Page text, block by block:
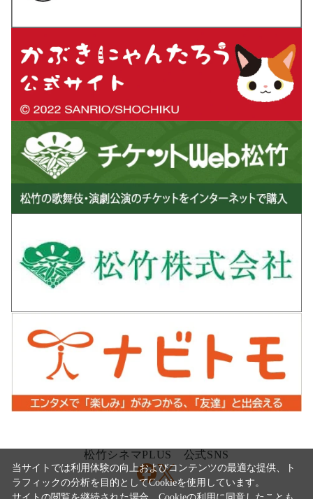
松竹シネマPLUS 公式SNS
当サイトでは利用体験の向上およびコンテンツの最適な提供、ト
ラフィックの分析を目的としてCookieを使用しています。